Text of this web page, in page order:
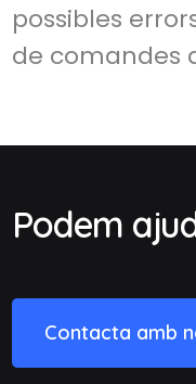
possibles
de comandes
Podem
Contacta amb